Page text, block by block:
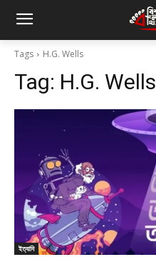
Tags H.G. Wells
Tag: H.G. Wells
ইত্যাদি